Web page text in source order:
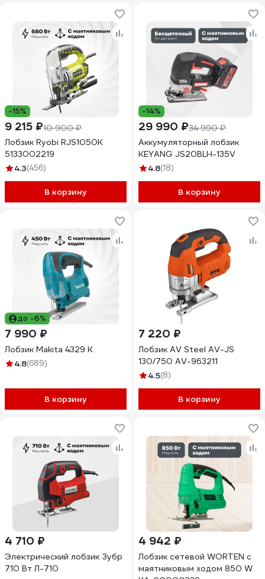
-15%
9 215 ₽10 900 ₽
Лобзик Ryobi RJS1050K
5133002219
4.3(456)
В корзину
-14%
29 990 ₽34 990 ₽
Аккумуляторный лобзик
KEYANG JS20BLH-135V
4.8(18)
В корзину
до -6%
7 990 ₽
Лобзик Makita 4329 K
4.8(689)
В корзину
7 220 ₽
Лобзик AV Steel AV-JS
130/750 AV-963211
4.5(8)
В корзину
4 710 ₽
Электрический лобзик Зубр
710 Вт Л-710
4 942 ₽
Лобзик сетевой WORTEN с
маятниковым ходом 850 W